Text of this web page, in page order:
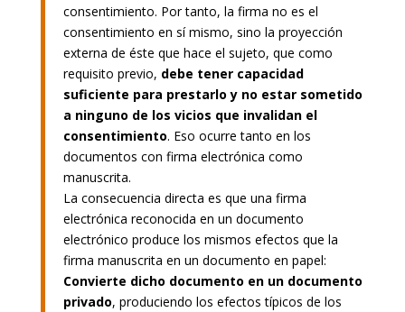
consentimiento. Por tanto, la firma no es el
consentimiento en sí mismo, sino la proyección
externa de éste que hace el sujeto, que como
requisito previo, debe tener capacidad
suficiente para prestarlo y no estar sometido
a ninguno de los vicios que invalidan el
consentimiento. Eso ocurre tanto en los
documentos con firma electrónica como
manuscrita.
La consecuencia directa es que una firma
electrónica reconocida en un documento
electrónico produce los mismos efectos que la
firma manuscrita en un documento en papel:
Convierte dicho documento en un documento
privado, produciendo los efectos típicos de los